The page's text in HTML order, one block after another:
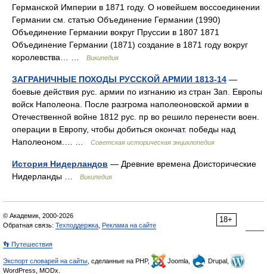
Германской Империи в 1871 году. О новейшем воссоединении
Германии см. статью Объединение Германии (1990)
Объединение Германии вокруг Пруссии в 1807 1871
Объединение Германии (1871) создание в 1871 году вокруг
королевства… …
Википедия
ЗАГРАНИЧНЫЕ ПОХОДЫ РУССКОЙ АРМИИ 1813-14 —
боевые действия рус. армии по изгнанию из стран Зап. Европы
войск Наполеона. После разгрома наполеоновской армии в
Отечественной войне 1812 рус. пр во решило перенести воен.
операции в Европу, чтобы добиться окончат. победы над
Наполеоном.… …
Советская историческая энциклопедия
История Нидерландов — Древние времена Доисторические
Нидерланды …
Википедия
18+
© Академик, 2000-2026
Обратная связь: Техподдержка Реклама на сайте
👣 Путешествия
Экспорт словарей на сайты , сделанные на PHP, Joomla,
Drupal,
WordPress, MODx.